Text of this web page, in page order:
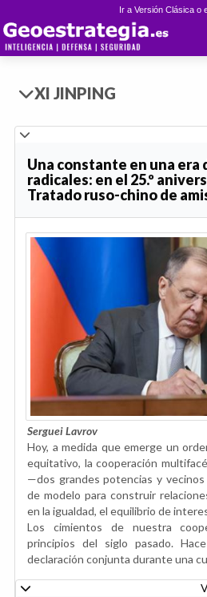
Ir a Versión Clásica o
XI JINPING
Una constante en una era
radicales: en el 25.º
Tratado ruso-chino de
Serguei Lavrov
Hoy, a medida que emerge un
equitativo, la cooperación
—dos grandes potencias y
de modelo para construir
en la igualdad, el equilibrio de
Los cimientos de nuestra
principios del siglo pasado.
declaración conjunta durante una